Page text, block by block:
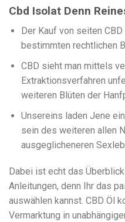
Cbd Isolat Denn
Der Kauf von seiten
bestimmten rechtlichen
CBD sieht man mittels
Extraktionsverfahren
weiteren Blüten der
Unsereins laden Jene
sein des weiteren allen
ausgeglicheneren
Dabei ist echt das
Anleitungen, denn Ihr das
auswählen kannst. CBD Öl
Vermarktung in